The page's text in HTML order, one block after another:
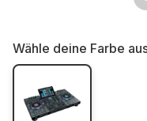
Wähle deine Farbe